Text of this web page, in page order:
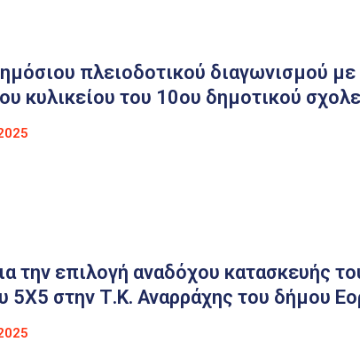
πλειοδοτικού διαγωνισμού
κυλικείου του 10ου δημοτικού
την επιλογή αναδόχου κατασκευής
5Χ5 στην Τ.Κ. Αναρράχης του δήμου